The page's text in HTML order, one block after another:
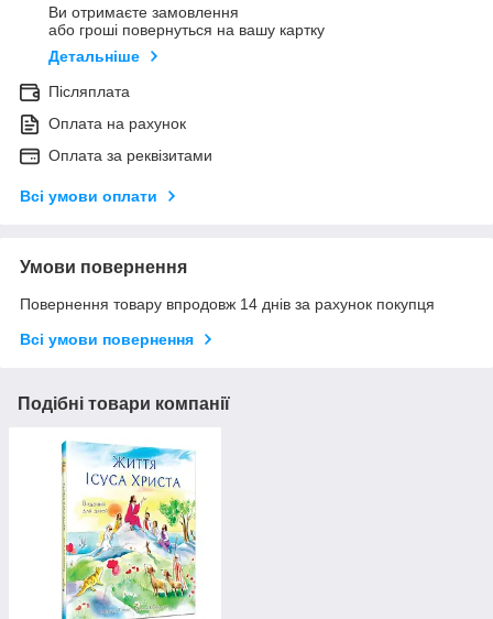
Ви отримаєте замовлення
або гроші повернуться на вашу картку
Детальніше
Післяплата
Оплата на рахунок
Оплата за реквізитами
Всі умови оплати
Умови повернення
Повернення товару впродовж 14 днів за рахунок покупця
Всі умови повернення
Подібні товари компанії